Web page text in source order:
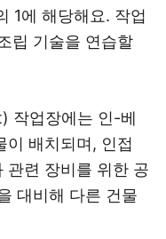
1에 해당해요. 작업
립 기술을 연습할
작업장에는 인-베
이 배치되며, 인접
관련 장비를 위한 공
대비해 다른 건물